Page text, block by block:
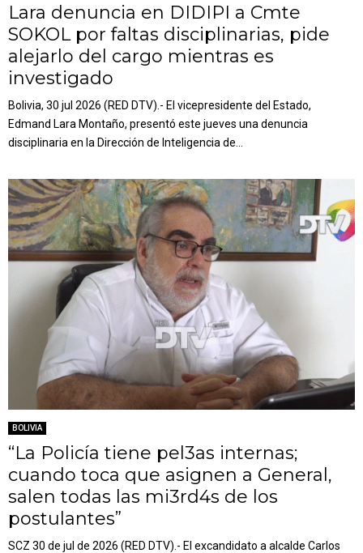
Lara denuncia en DIDIPI a Cmte
SOKOL por faltas disciplinarias, pide
alejarlo del cargo mientras es
investigado
Bolivia, 30 jul 2026 (RED DTV).- El vicepresidente del Estado,
Edmand Lara Montaño, presentó este jueves una denuncia
disciplinaria en la Dirección de Inteligencia de...
BOLIVIA
“La Policía tiene pel3as internas;
cuando toca que asignen a General,
salen todas las mi3rd4s de los
postulantes”
SCZ 30 de jul de 2026 (RED DTV).- El excandidato a alcalde Carlos